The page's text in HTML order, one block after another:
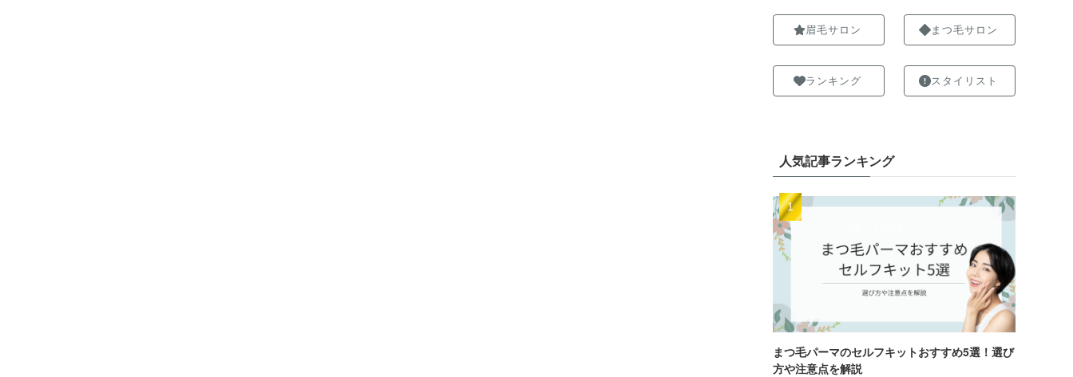
眉毛サロン
ランキング
まつ毛サロン
スタイリスト
人気記事ランキング
まつ毛パーマのセルフキットおすすめ5選！選び
方や注意点を解説